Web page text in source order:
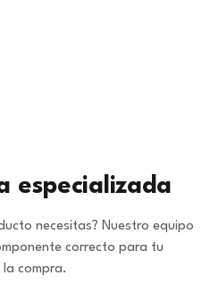
especializada
necesitas? Nuestro equipo
correcto para tu
compra.